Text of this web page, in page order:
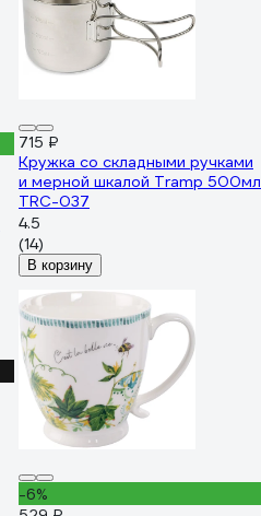
715 ₽
Кружка со складными ручками
и мерной шкалой Tramp 500мл
TRC-037
4.5
(14)
В корзину
-6%